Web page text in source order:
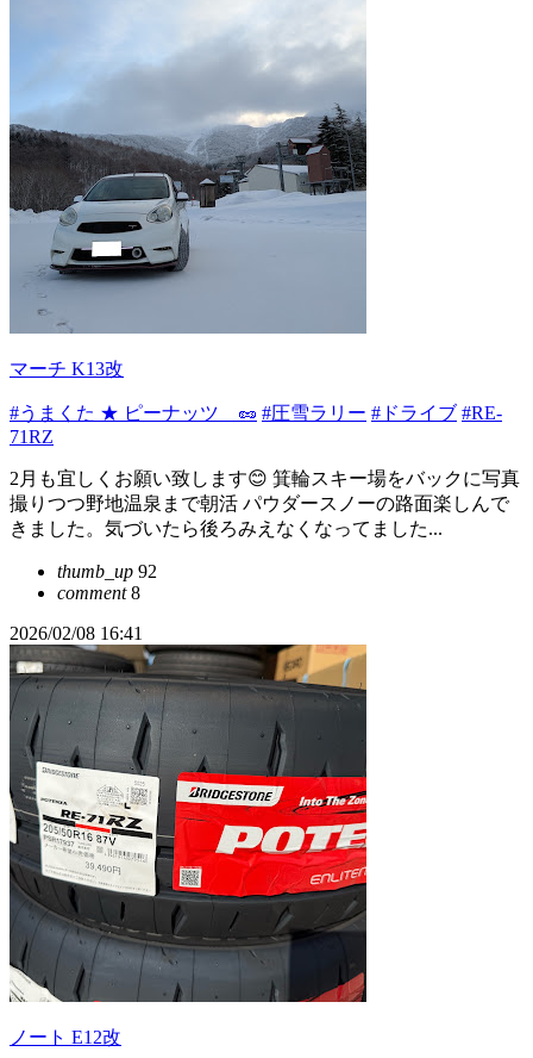
マーチ K13改
#うまくた ★ ピーナッツ 🥜 #圧雪ラリー #ドライブ #RE-
71RZ
2月も宜しくお願い致します😊 箕輪スキー場をバックに写真
撮りつつ野地温泉まで朝活 パウダースノーの路面楽しんで
きました。気づいたら後ろみえなくなってました...
thumb_up 92
comment8
2026/02/08 16:41
ノート E12改